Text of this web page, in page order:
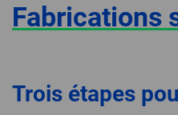
Fabrications
Trois étapes